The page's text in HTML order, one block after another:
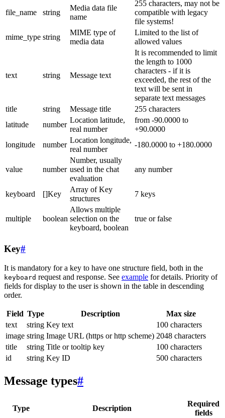
file_name string
Media data file
name
255 characters, may not be
compatible with legacy
file systems!
mime_type string
MIME type of
media data
Limited to the list of
allowed values
text string Message text
It is recommended to limit
the length to 1000
characters - if it is
exceeded, the rest of the
text will be sent in
separate text messages
title
string Message title
255 characters
latitude
number
Location latitude,
real number
from -90.0000 to
+90.0000
longitude
number
Location longitude,
real number
-180.0000 to +180.0000
value number
Number, usually
used in the chat
evaluation
any number
keyboard []Key
Array of Key
structures
7 keys
multiple boolean
Allows multiple
selection on the
keyboard, boolean
true or false
Key#
It is mandatory for a key to have one structure field, both in the
keyboard request and response. See example for details. Priority of
fields for display to the user is shown in the table in descending
order.
Field Type Description
Max size
text
string Key text
100 characters
image string Image URL (https or http scheme) 2048 characters
title
string Title or tooltip key
100 characters
id
string Key ID 500 characters
Message types#
Type Description
Required
fields